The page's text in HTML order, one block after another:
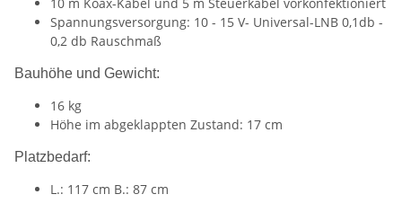
Spannungsversorgung: 10 - 15 V- Universal-LNB 0,1db -
0,2 db Rauschmaß
Bauhöhe und Gewicht:
16 kg
Höhe im abgeklappten Zustand: 17 cm
Platzbedarf:
L.: 117 cm B.: 87 cm